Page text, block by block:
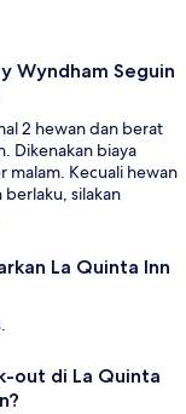
Wyndham Seguin
2 hewan dan berat
Dikenakan biaya
malam. Kecuali hewan
silakan
La Quinta Inn
out di La Quinta